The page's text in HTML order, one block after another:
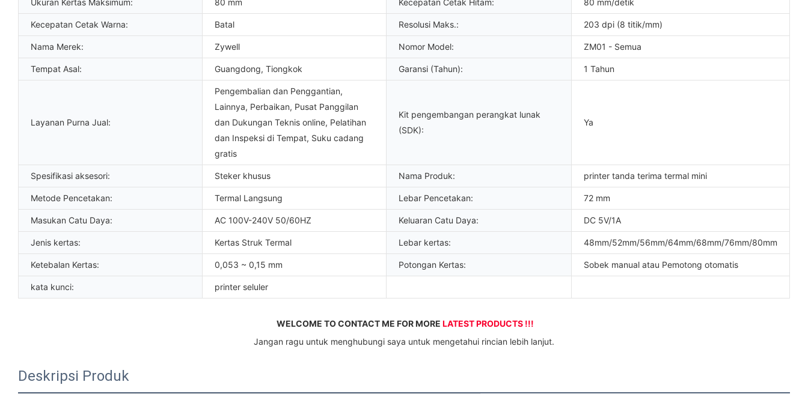
Ukuran Kertas Maksimum: 80 mm Kecepatan Cetak Hitam: 80 mm/detik
Kecepatan Cetak Warna: Batal Resolusi Maks.: 203 dpi (8 titik/mm)
Nama Merek: Zywell Nomor Model: ZM01 - Semua
Tempat Asal: Guangdong, Tiongkok Garansi (Tahun): 1 Tahun
Layanan Purna Jual:
Pengembalian dan Penggantian,
Lainnya, Perbaikan, Pusat Panggilan
dan Dukungan Teknis online, Pelatihan
dan Inspeksi di Tempat, Suku cadang
gratis
Kit pengembangan perangkat lunak
(SDK):
Ya
Spesifikasi aksesori: Steker khusus Nama Produk: printer tanda terima termal mini
Metode Pencetakan: Termal Langsung Lebar Pencetakan: 72 mm
Masukan Catu Daya: AC 100V-240V 50/60HZ Keluaran Catu Daya: DC 5V/1A
Jenis kertas: Kertas Struk Termal Lebar kertas: 48mm/52mm/56mm/64mm/68mm/76mm/80mm
Ketebalan Kertas: 0,053 ~ 0,15 mm Potongan Kertas: Sobek manual atau Pemotong otomatis
kata kunci: printer seluler
WELCOME TO CONTACT ME FOR MORE LATEST PRODUCTS !!!
Jangan ragu untuk menghubungi saya untuk mengetahui rincian lebih lanjut.
Deskripsi Produk